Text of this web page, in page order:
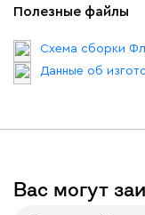
Полезные файлы
Данные об
Вас могут